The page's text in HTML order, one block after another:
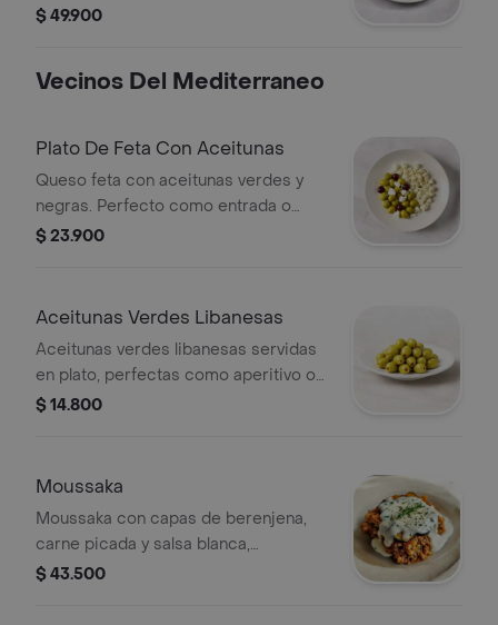
de papas. Incluye una ensalada de la
$ 49.900
Vecinos Del Mediterraneo
Plato De Feta Con Aceitunas
Queso feta con aceitunas verdes y
negras. Perfecto como entrada o
acompañamiento.
$ 23.900
Aceitunas Verdes Libanesas
Aceitunas verdes libanesas servidas
en plato, perfectas como aperitivo o
acompañamiento.
$ 14.800
Moussaka
Moussaka con capas de berenjena,
carne picada y salsa blanca,
horneada.
$ 43.500